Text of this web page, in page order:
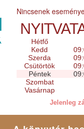
Nincsenek
Hétfő
Kedd
Szerda
Csütörtök
Péntek
Szombat
Vasárnap
Jelenleg